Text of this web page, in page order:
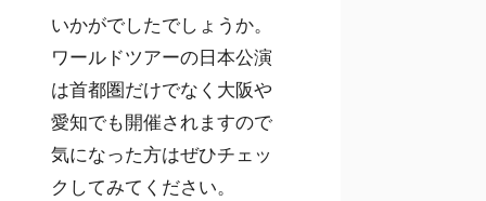
いかがでしたでしょうか。
ワールドツアーの日本公演
は首都圏だけでなく大阪や
愛知でも開催されますので
気になった方はぜひチェッ
クしてみてください。